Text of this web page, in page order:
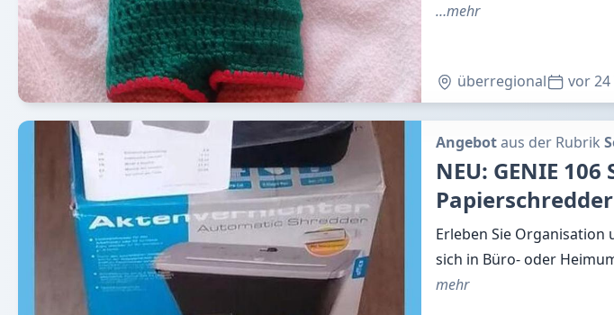
…mehr
überregional vor 24
Angebotaus der Rubrik
NEU: GENIE
Papierschredder
Erleben Sie Organisation
sich in Büro- oder
mehr